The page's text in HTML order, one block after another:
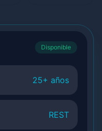
Disponible
25+ años
REST